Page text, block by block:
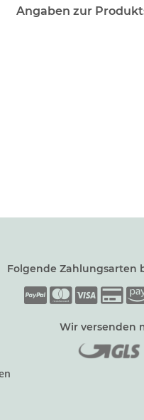
Angaben zur
Folgende Zahlungsarten
Wir versenden